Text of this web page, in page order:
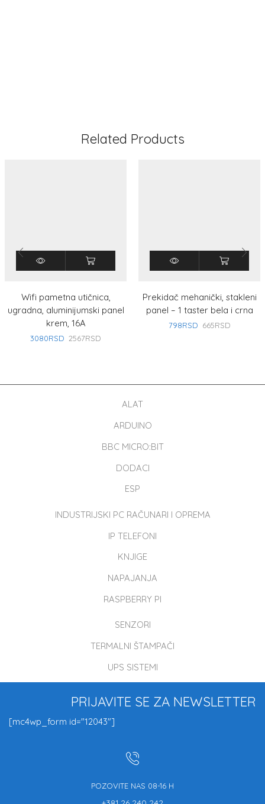
Related Products
Wifi pametna utičnica,
ugradna, aluminijumski panel
krem, 16A
3080RSD 2567RSD
Prekidač mehanički, stakleni
panel – 1 taster bela i crna
798RSD 665RSD
ALAT
ARDUINO
BBC MICRO:BIT
DODACI
ESP
INDUSTRIJSKI PC RAČUNARI I OPREMA
IP TELEFONI
KNJIGE
NAPAJANJA
RASPBERRY PI
SENZORI
TERMALNI ŠTAMPAČI
UPS SISTEMI
PRIJAVITE SE ZA NEWSLETTER
[mc4wp_form id="12043"]
POZOVITE NAS 08-16 H